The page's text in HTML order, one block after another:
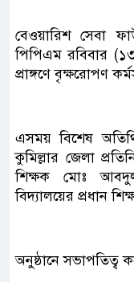
বেওয়ারিশ সেবা
পিপিএম রবিবার
প্রাঙ্গণে বৃক্ষরোপণ
এসময় বিশেষ
কুমিল্লার জেলা
শিক্ষক মোঃ
বিদ্যালয়ের প্রধান
অনুষ্ঠানে সভাপতিত্ব